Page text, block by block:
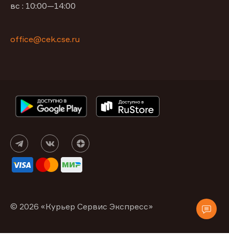
вс : 10:00—14:00
office@cek.cse.ru
© 2026 «Курьер Сервис Экспресс»